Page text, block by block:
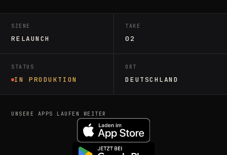
SZENE
RELAUNCH
TAKE
02
STATUS
IN PRODUKTION
ORT
DEUTSCHLAND
UNSERE APPS LAUFEN WEITER